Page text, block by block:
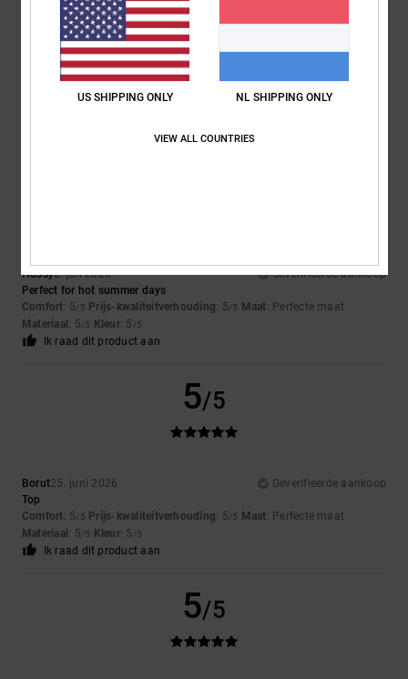
Te klein Te groot
Hossy2. juli 2026
Geverifieerde aankoop
Perfect for hot summer days
Comfort: 5/5 Prijs-kwaliteitverhouding: 5/5 Maat: Perfecte maat
Materiaal : 5/5 Kleur: 5 /5
Ik raad dit product aan
5/5
Borut25. juni 2026
Geverifieerde aankoop
Top
Comfort: 5/5 Prijs-kwaliteitverhouding: 5/5 Maat: Perfecte maat
Materiaal : 5/5 Kleur: 5 /5
Ik raad dit product aan
5/5
US SHIPPING ONLY NL SHIPPING ONLY
VIEW ALL COUNTRIES